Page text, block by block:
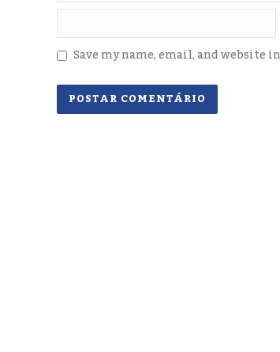
Save my name, email, and